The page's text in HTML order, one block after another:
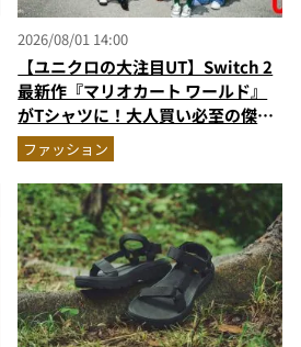
2026/08/01 14:00
【ユニクロの大注目UT】Switch 2
最新作『マリオカート ワールド』
がTシャツに！大人買い必至の傑作
デザインで親子リンクコーデにも最
適
ファッション